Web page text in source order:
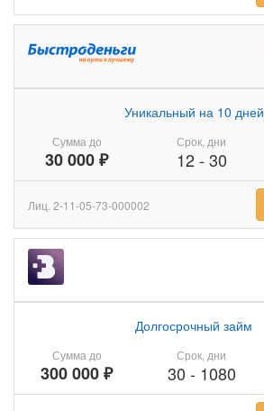
Сумма до
30 000 ₽
Уникальный на 10 дней
Срок, дни
12- 30
Лиц. 2-11-05-73-000002
Сумма до
300 000 ₽
Долгосрочный займ
Срок, дни
30 - 1080